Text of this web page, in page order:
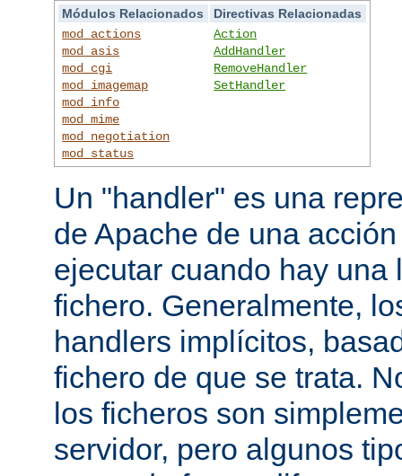
Módulos Relacionados
Directivas Relacionadas
mod_actions
mod_asis
mod_cgi
mod_imagemap
mod_info
mod_mime
mod_negotiation
mod_status
Action
AddHandler
RemoveHandler
SetHandler
Un "handler" es una
de Apache de una
ejecutar cuando hay una
fichero. Generalmente,
handlers implícitos,
fichero de que se trata.
los ficheros son
servidor, pero algunos